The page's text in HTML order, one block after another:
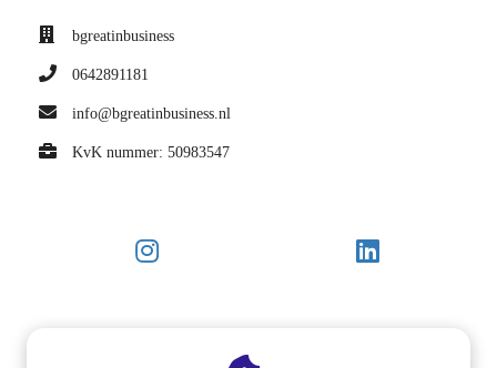
bgreatinbusiness
0642891181
info@bgreatinbusiness.nl
KvK nummer: 50983547